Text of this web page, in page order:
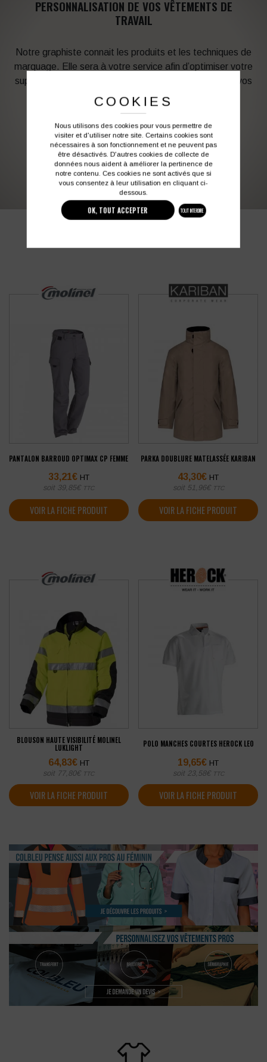
PERSONNALISATION DE VOS VÊTEMENTS DE
TRAVAIL
Notre graphiste connait les produits et les techniques de
marquage. Elle sera à votre service afin d’optimiser votre
support en fonction des contraintes techniques et de vos
besoins d’image. Profitez de son expérience !
Vous souhaitez avoir plus d’informations ?
03 27 28 87 86 contact@colbleu.fr
PANTALON BARROUD OPTIMAX CP FEMME
33,21€ HT
soit 39,85€ TTC
VOIR LA FICHE PRODUIT
PARKA DOUBLURE MATELASSÉE KARIBAN
43,30€ HT
soit 51,96€ TTC
VOIR LA FICHE PRODUIT
BLOUSON HAUTE VISIBILITÉ MOLINEL
LUKLIGHT
64,83€ HT
soit 77,80€ TTC
VOIR LA FICHE PRODUIT
POLO MANCHES COURTES HEROCK LEO
19,65€ HT
soit 23,58€ TTC
VOIR LA FICHE PRODUIT
COOKIES
Nous utilisons des cookies pour vous permettre de
visiter et d'utiliser notre site. Certains cookies sont
nécessaires à son fonctionnement et ne peuvent pas
être désactivés. D'autres cookies de collecte de
données nous aident à améliorer la pertinence de
notre contenu. Ces cookies ne sont activés que si
vous consentez à leur utilisation en cliquant ci-
dessous.
OK, TOUT ACCEPTER TOUT INTERDIRE